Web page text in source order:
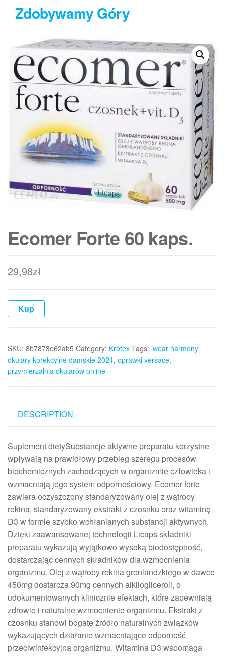
Przejdź
treści
Zdobywamy Góry
Ecomer Forte 60 kaps.
29,98zł
Kup
SKU: 8b7873e62ab5 Category: Krotex Tags: iwear harmony,
okulary korekcyjne damskie 2021 , oprawki versace,
przymierzalnia okularów online
DESCRIPTION
Suplement dietySubstancje aktywne preparatu korzystne
wpływają na prawidłowy przebieg szeregu procesów
biochemicznych zachodzących w organizmie człowieka i
wzmacniają jego system odpornościowy. Ecomer forte
zawiera oczyszczony standaryzowany olej z wątroby
rekina, standaryzowany ekstrakt z czosnku oraz witaminę
D3 w formie szybko wchłanianych substancji aktywnych.
Dzięki zaawansowanej technologii Licaps składniki
preparatu wykazują wyjątkowo wysoką biodostępność,
dostarczając cennych składników dla wzmocnienia
organizmu. Olej z wątroby rekina grenlandzkiego w dawce
450mg dostarcza 90mg cennych alkilogliceroli, o
udokumentowanych klinicznie efektach, które zapewniają
zdrowie i naturalne wzmocnienie organizmu. Ekstrakt z
czosnku stanowi bogate źródło naturalnych związków
wykazujących działanie wzmacniające odporność
przeciwinfekcyjną organizmu. Witamina D3 wspomaga